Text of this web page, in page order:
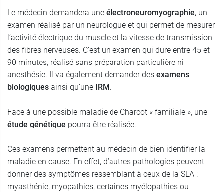
Le médecin demandera une électroneuromyographie, un
examen réalisé par un neurologue et qui permet de mesurer
l’activité électrique du muscle et la vitesse de transmission
des fibres nerveuses. C’est un examen qui dure entre 45 et
90 minutes, réalisé sans préparation particulière ni
anesthésie. Il va également demander des examens
biologiques ainsi qu’une IRM .
Face à une possible maladie de Charcot « familiale », une
étude génétique pourra être réalisée.
Ces examens permettent au médecin de bien identifier la
maladie en cause. En effet, d’autres pathologies peuvent
donner des symptômes ressemblant à ceux de la SLA :
myasthénie, myopathies, certaines myélopathies ou